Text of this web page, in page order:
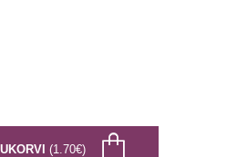
(1.70€)